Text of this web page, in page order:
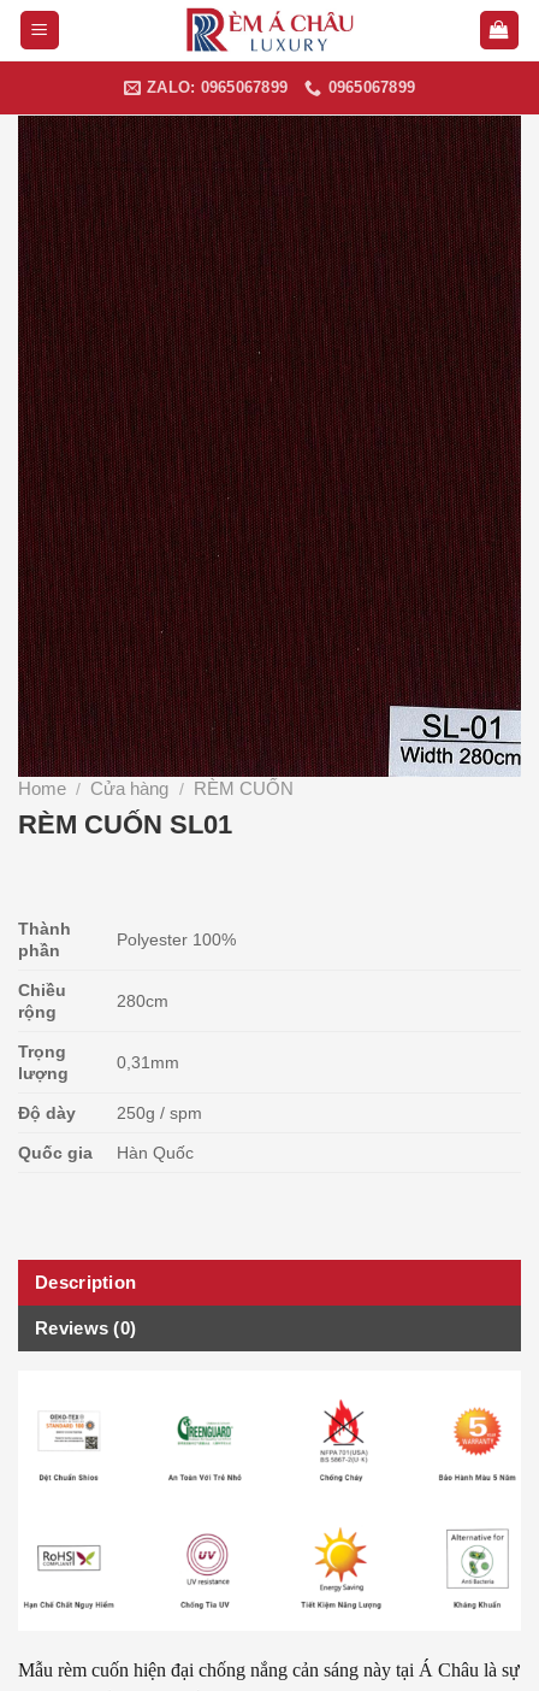
Skip
ZALO: 0965067899 0965067899
Home / Cửa hàng / RÈM CUỐN
RÈM CUỐN SL01
Thành
phần
Polyester 100%
Chiều
rộng
280cm
Trọng
lượng
0,31mm
Độ dày 250g / spm
Quốc gia Hàn Quốc
Description
Reviews (0)
Mẫu rèm cuốn hiện đại chống nắng cản sáng này tại Á Châu là sự